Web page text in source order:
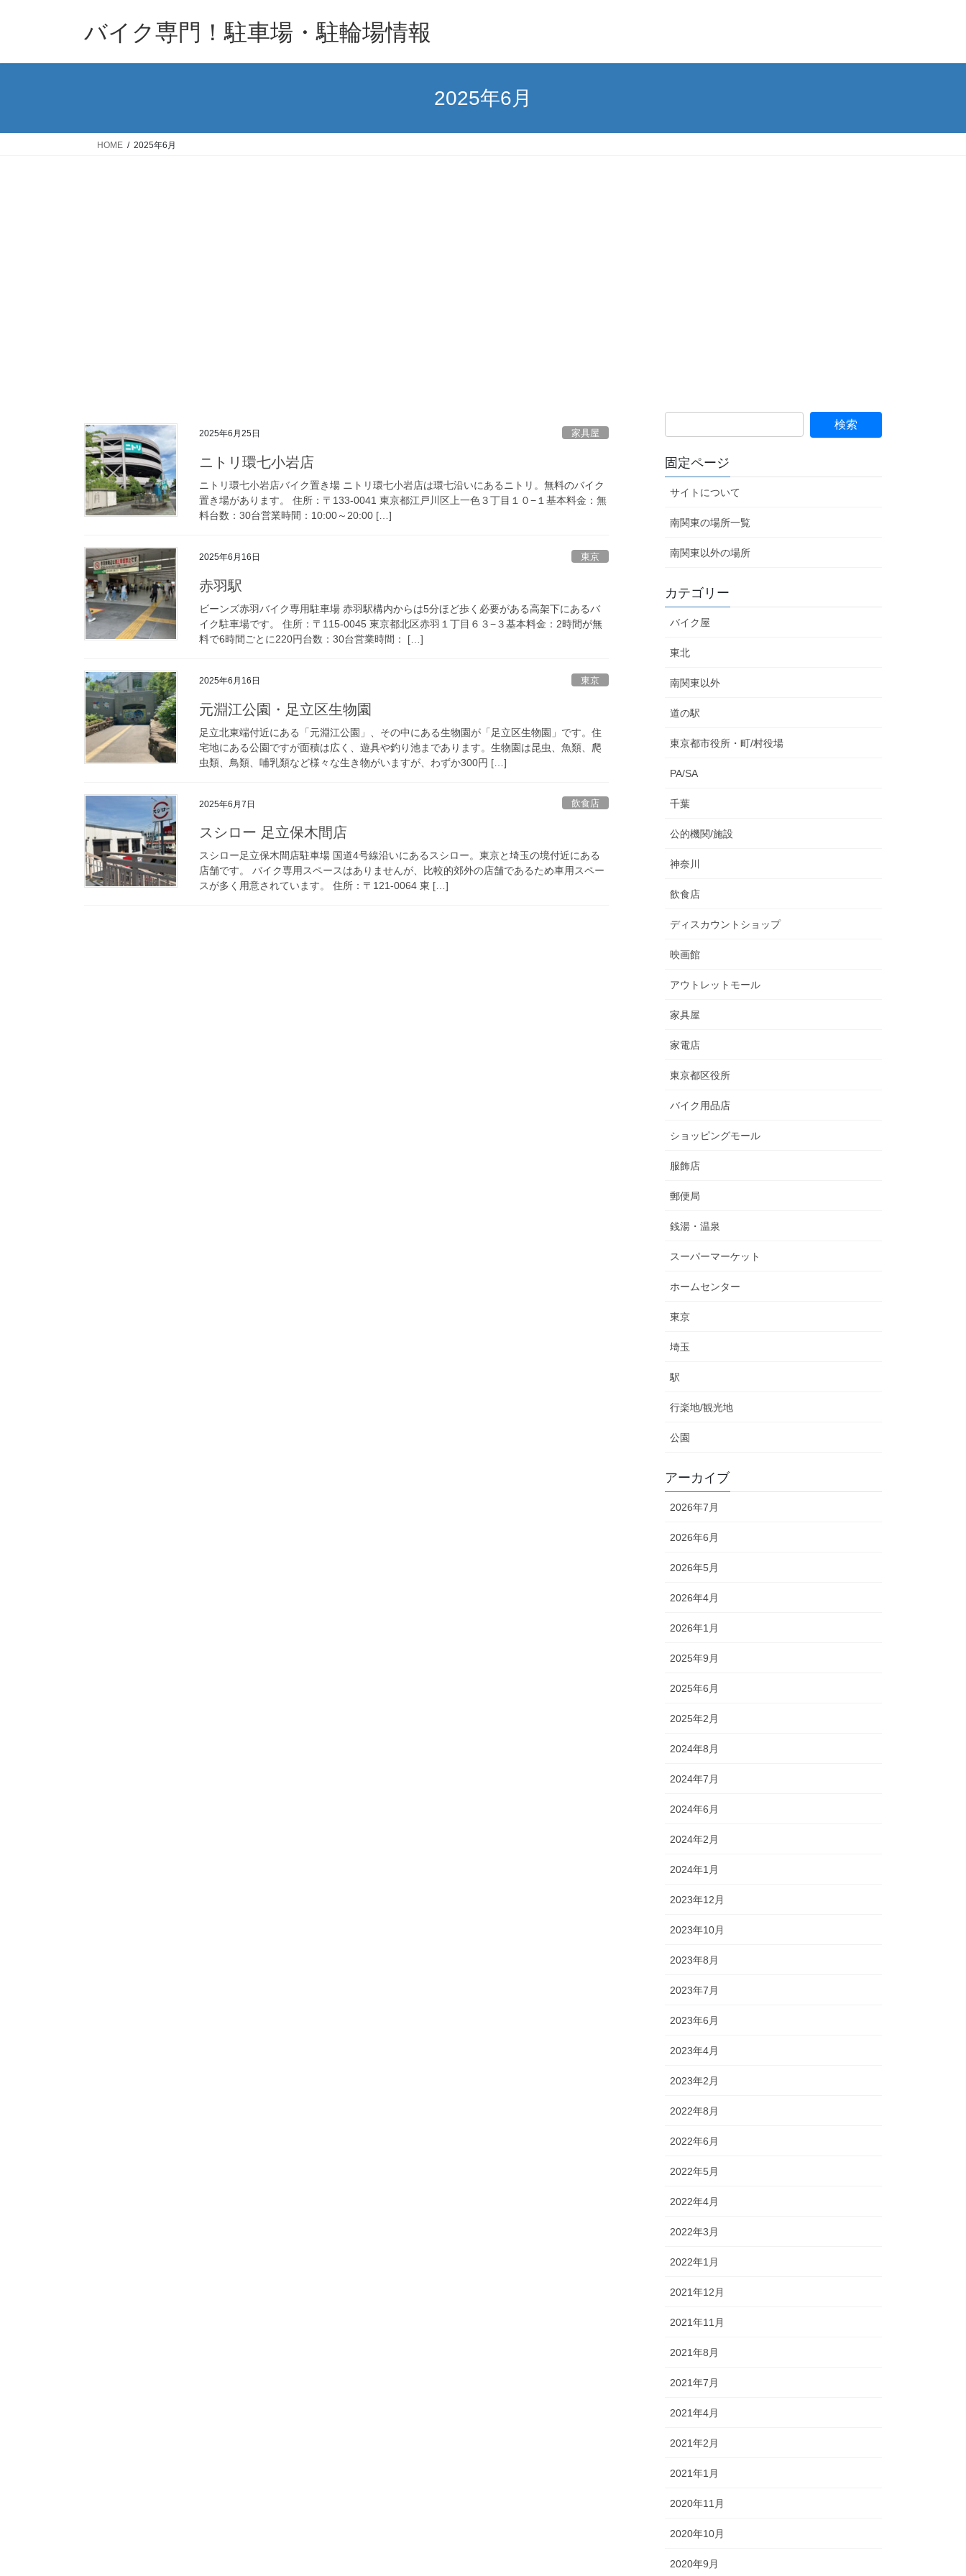
ン
キ
ー
に
バイク専門！駐車場・駐輪場情報
2025年6月
HOME 2025年6月
2025年6月25日 家具屋
ニトリ環七小岩店
ニトリ環七小岩店バイク置き場 ニトリ環七小岩店は環七沿いにあるニトリ。無料のバイク
置き場があります。 住所：〒133-0041 東京都江戸川区上一色３丁目１０−１基本料金：無
料台数：30台営業時間：10:00～20:00 […]
2025年6月16日 東京
赤羽駅
ビーンズ赤羽バイク専用駐車場 赤羽駅構内からは5分ほど歩く必要がある高架下にあるバ
イク駐車場です。 住所：〒115-0045 東京都北区赤羽１丁目６３−３基本料金：2時間が無
料で6時間ごとに220円台数：30台営業時間： […]
2025年6月16日 東京
元淵江公園・足立区生物園
足立北東端付近にある「元淵江公園」、その中にある生物園が「足立区生物園」です。住
宅地にある公園ですが面積は広く、遊具や釣り池まであります。生物園は昆虫、魚類、爬
虫類、鳥類、哺乳類など様々な生き物がいますが、わずか300円 […]
2025年6月7日 飲食店
スシロー 足立保木間店
スシロー足立保木間店駐車場 国道4号線沿いにあるスシロー。東京と埼玉の境付近にある
店舗です。 バイク専用スペースはありませんが、比較的郊外の店舗であるため車用スペー
スが多く用意されています。 住所：〒121-0064 東 […]
固定ページ
サイトについて
南関東の場所一覧
南関東以外の場所
カテゴリー
バイク屋
東北
南関東以外
道の駅
東京都市役所・町/村役場
PA/SA
千葉
公的機関/施設
神奈川
飲食店
ディスカウントショップ
映画館
アウトレットモール
家具屋
家電店
東京都区役所
バイク用品店
ショッピングモール
服飾店
郵便局
銭湯・温泉
スーパーマーケット
ホームセンター
東京
埼玉
駅
行楽地/観光地
公園
アーカイブ
2026年7月
2026年6月
2026年5月
2026年4月
2026年1月
2025年9月
2025年6月
2025年2月
2024年8月
2024年7月
2024年6月
2024年2月
2024年1月
2023年12月
2023年10月
2023年8月
2023年7月
2023年6月
2023年4月
2023年2月
2022年8月
2022年6月
2022年5月
2022年4月
2022年3月
2022年1月
2021年12月
2021年11月
2021年8月
2021年7月
2021年4月
2021年2月
2021年1月
2020年11月
2020年10月
2020年9月